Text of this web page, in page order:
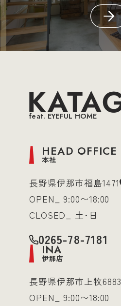
feat. EYEFUL HOME
HEAD OFFICE
本社
長野県伊那市福島1471
OPEN_ 9:00〜18:00
CLOSED_ 土･日
0265-78-7181
INA
伊那店
長野県伊那市上牧6883
OPEN_ 9:00〜18:00